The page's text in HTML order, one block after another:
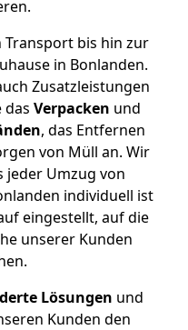
Transport bis hin zur
in Bonlanden.
Zusatzleistungen
das Verpacken und
, das Entfernen
von Müll an. Wir
jeder Umzug von
individuell ist
eingestellt, auf die
unserer Kunden
Lösungen und
Kunden den